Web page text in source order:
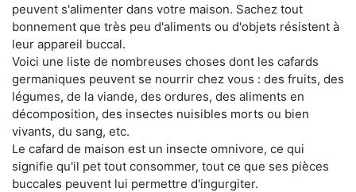
peuvent s'alimenter dans votre maison. Sachez tout
bonnement que très peu d'aliments ou d'objets résistent à
leur appareil buccal.
Voici une liste de nombreuses choses dont les cafards
germaniques peuvent se nourrir chez vous : des fruits, des
légumes, de la viande, des ordures, des aliments en
décomposition, des insectes nuisibles morts ou bien
vivants, du sang, etc.
Le cafard de maison est un insecte omnivore, ce qui
signifie qu'il pet tout consommer, tout ce que ses pièces
buccales peuvent lui permettre d'ingurgiter.